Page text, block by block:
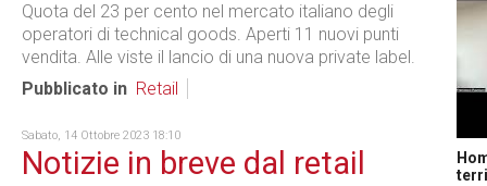
Quota del 23 per cento nel mercato italiano degli
operatori di technical goods. Aperti 11 nuovi punti
vendita. Alle viste il lancio di una nuova private label.
Pubblicato in Retail
Sabato, 14 Ottobre 2023 18:10
Notizie in breve dal retail